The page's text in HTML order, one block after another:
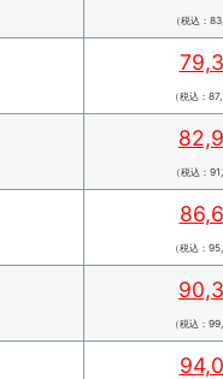
（税込：
（税込：
（税込：
（税込：
（税込：